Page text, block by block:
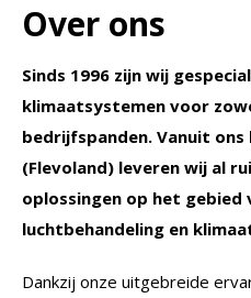
Over ons
Sinds 1996 zijn wij
klimaatsystemen voor
bedrijfspanden. Vanuit
(Flevoland) leveren wij al
oplossingen op het gebied
luchtbehandeling en
Dankzij onze uitgebreide